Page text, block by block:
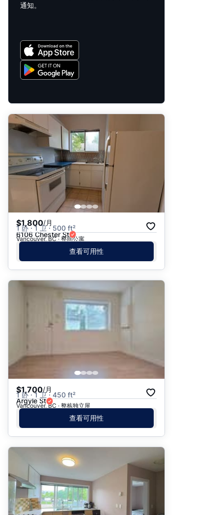
通知。
$1,800/月
1 卧 · 1 卫 · 500 ft²
6106 Chester St
Vancouver, BC · 整间公寓
查看可用性
$1,700/月
1 卧 · 1 卫 · 450 ft²
Argyle St
Vancouver, BC · 整栋独立屋
查看可用性